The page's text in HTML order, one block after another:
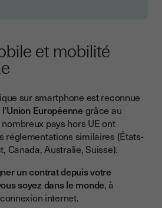
et mobilité
sur smartphone est reconnue
Européennegrâce au
pays hors UE ont
réglementations similaires (États-
Canada, Australie, Suisse).
un contrat depuis votre
soyez dans le monde, à
internet.